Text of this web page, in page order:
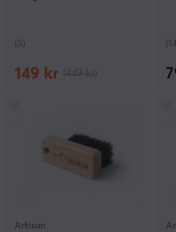
Tvätta musmatta -
Det bästa sättet att rengöra en
använda en fuktig trasa och
med en torr trasa. För att
för fuktig, låt den lufttorka
För att förhindra att
rekommenderar vi att du
(5)
149 kr
Artisan